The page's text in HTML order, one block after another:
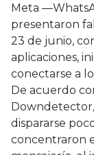
Meta
presentaron
23 de junio,
aplicaciones,
conectarse a
De acuerdo
dispararse
concentraron